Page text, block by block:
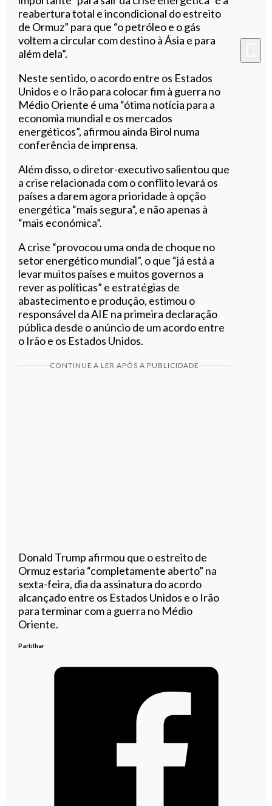
reabertura total e incondicional do estreito
de Ormuz” para que “o petróleo e o gás
voltem a circular com destino à Ásia e para
além dela”.
Neste sentido, o acordo entre os Estados
Unidos e o Irão para colocar fim à guerra no
Médio Oriente é uma “ótima notícia para a
economia mundial e os mercados
energéticos”, afirmou ainda Birol numa
conferência de imprensa.
Além disso, o diretor-executivo salientou que
a crise relacionada com o conflito levará os
países a darem agora prioridade à opção
energética “mais segura”, e não apenas à
“mais económica”.
A crise “provocou uma onda de choque no
setor energético mundial”, o que “já está a
levar muitos países e muitos governos a
rever as políticas” e estratégias de
abastecimento e produção, estimou o
responsável da AIE na primeira declaração
pública desde o anúncio de um acordo entre
o Irão e os Estados Unidos.
CONTINUE A LER APÓS A PUBLICIDADE
Donald Trump afirmou que o estreito de
Ormuz estaria “completamente aberto” na
sexta-feira, dia da assinatura do acordo
alcançado entre os Estados Unidos e o Irão
para terminar com a guerra no Médio
Oriente.
Partilhar